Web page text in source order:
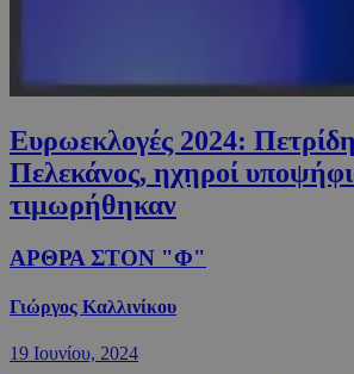
Ευρωεκλογές 2024:
Πελεκάνος, ηχηροί
τιμωρήθηκαν
ΑΡΘΡΑ ΣΤΟΝ "Φ"
Γιώργος Καλλινίκου
19 Ιουνίου, 2024